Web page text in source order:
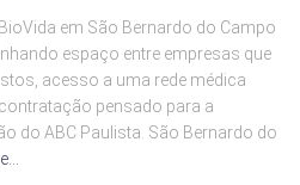
em São Bernardo do Campo
espaço entre empresas que
acesso a uma rede médica
pensado para a
do ABC Paulista. São Bernardo do